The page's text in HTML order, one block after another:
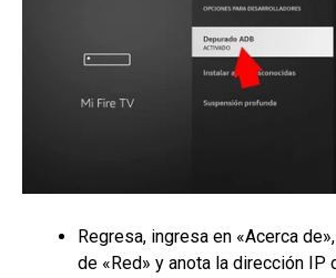
Regresa, ingresa en «Acerca
de «Red» y anota la dirección IP